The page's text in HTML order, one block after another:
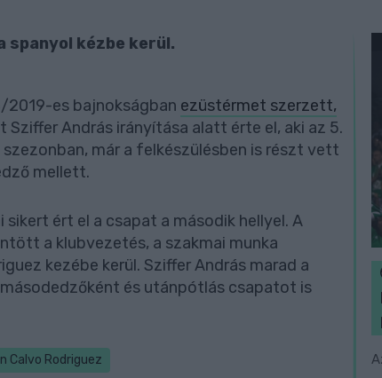
kézbe kerül.
2019-es bajnokságban ezüstérmet szerzett,
András irányítása alatt érte el, aki az 5.
már a felkészülésben is részt vett
mellett.
ért el a csapat a második hellyel. A
a klubvezetés, a szakmai munka
kezébe kerül. Sziffer András marad a
és utánpótlás csapatot is
Calvo Rodriguez